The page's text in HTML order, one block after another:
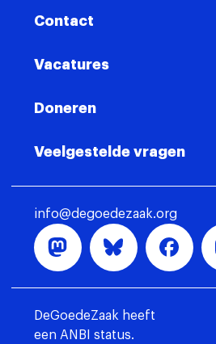
Contact
Vacatures
Doneren
Veelgestelde vragen
info@degoedezaak.org
DeGoedeZaak heeft
een ANBI status.